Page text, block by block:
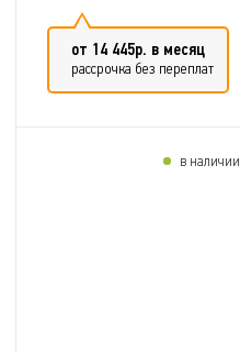
от 14 445р. в месяц
рассрочка без переплат
в наличии